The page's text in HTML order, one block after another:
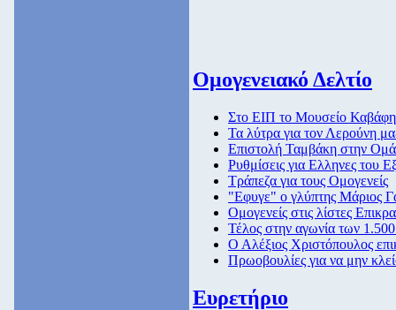
Ομογενειακό Δελτίο
Στο ΕΙΠ το Μουσείο Καβάφη
Τα λύτρα για τον Λερούνη
Επιστολή Ταμβάκη στην
Ρυθμίσεις για Ελληνες του
Τράπεζα για τους Ομογενείς
"Εφυγε" ο γλύπτης Μάριος
Ομογενείς στις λίστες
Τέλος στην αγωνία των
Ο Αλέξιος Χριστόπουλος
Πρωοβουλίες για να μην
Ευρετήριο